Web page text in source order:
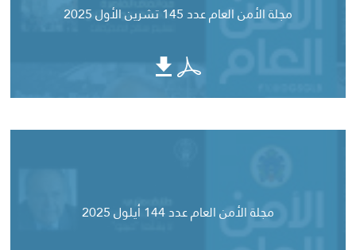
مجلة الأمن العام عدد 145 تشرين الأول 2025
مجلة الأمن العام عدد 144 أيلول 2025